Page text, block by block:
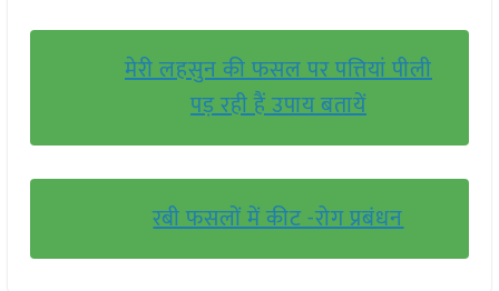
मेरी लहसुन की फसल पर पत्तियां पीली
पड़ रही हैं उपाय बतायें
रबी फसलों में कीट -रोग प्रबंधन